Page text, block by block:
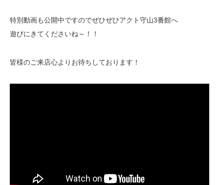
特別動画も公開中ですのでぜひぜひアクト守山3番館へ
遊びにきてくださいね～！！
皆様のご来店心よりお待ちしております！